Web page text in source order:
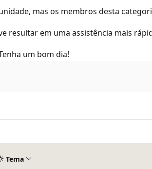
mas os membros desta
resultar em uma assistência mais
um bom dia!
Tema